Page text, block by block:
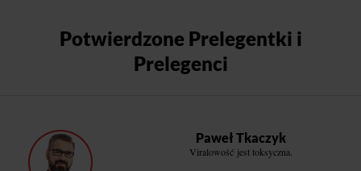
Potwierdzone Prelegentki i
Prelegenci
Paweł Tkaczyk
Viralowość jest toksyczna.